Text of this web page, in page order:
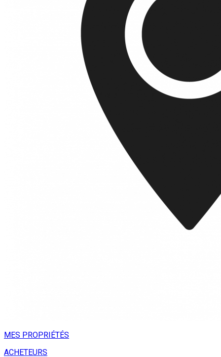
MES PROPRIÉTÉS
ACHETEURS